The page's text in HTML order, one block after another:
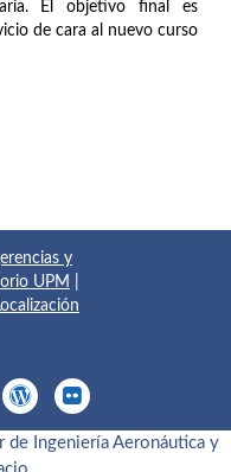
El objetivo final es
de cara al nuevo curso
y
UPM
de Ingeniería Aeronáutica y